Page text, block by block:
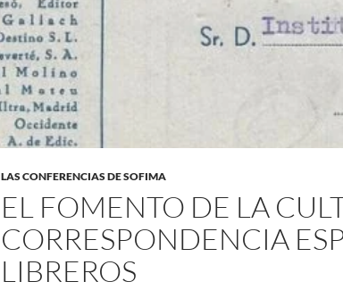
LAS CONFERENCIAS DE SOFIMA
EL FOMENTO DE LA
CORRESPONDENCIA
LIBREROS